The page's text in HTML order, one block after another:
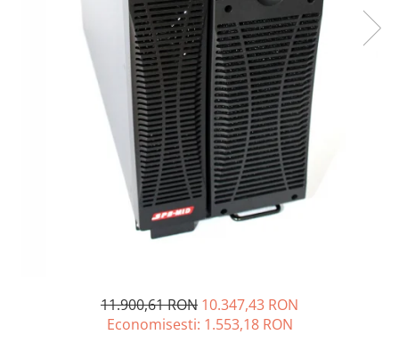
Invertoare Hibrid
Invertoare On-grid
Invertoare Off-grid
Controlere solare
Convertoare de tensiune
Sisteme de stocare energie
Sisteme de Stocare Comerciale
11.900,61 RON 10.347,43 RON
Economisesti: 1.553,18 RON